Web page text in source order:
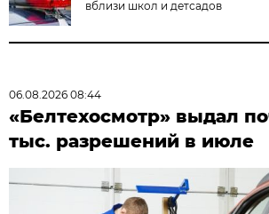
вблизи школ и детсадов
06.08.2026 08:44
«Белтехосмотр» выдал
тыс. разрешений в июле